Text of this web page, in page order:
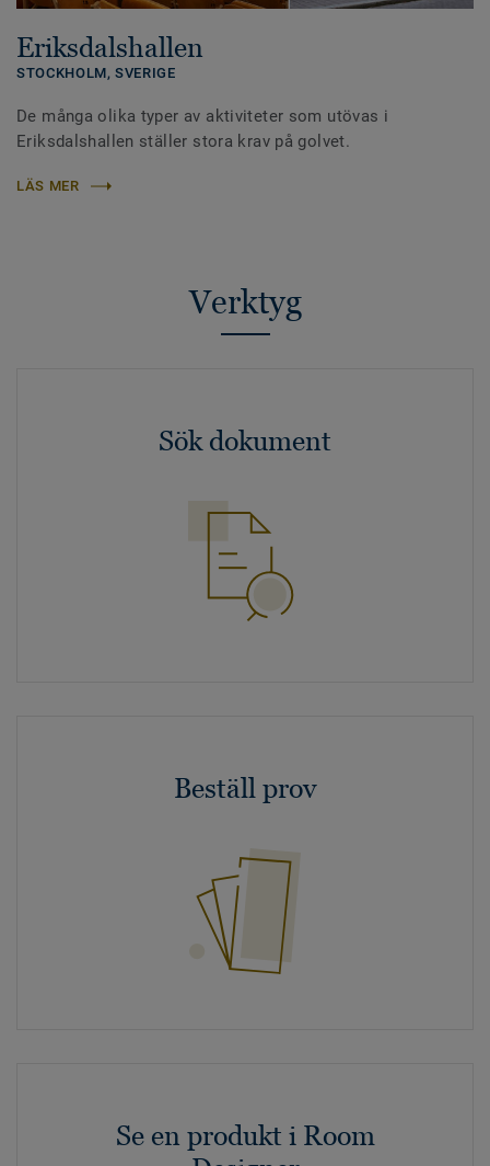
Eriksdalshallen
STOCKHOLM,SVERIGE
De många olika typer av aktiviteter som utövas i
Eriksdalshallen ställer stora krav på golvet.
LÄS MER
Verktyg
Sök dokument
Beställ prov
Se en produkt i Room